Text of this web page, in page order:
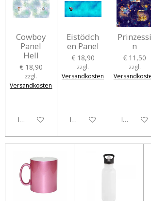
Cowboy
Panel
Hell
€ 18,90
zzgl.
Versandkosten
In den Warenkorb
Eistödch
en Panel
€ 18,90
zzgl.
Versandkosten
In den Warenkorb
Prinzessi
n
€ 11,50
zzgl.
In den